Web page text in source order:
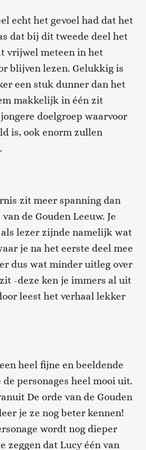
echt het gevoel had dat het
dat bij dit tweede deel het
vrijwel meteen in het
blijven lezen. Gelukkig is
een stuk dunner dan het
makkelijk in één zit
doelgroep waarvoor
is, ook enorm zullen
zit meer spanning dan
de Gouden Leeuw. Je
lezer zijnde namelijk wat
je na het eerste deel mee
dus wat minder uitleg over
-deze ken je immers al uit
leest het verhaal lekker
heel fijne en beeldende
personages heel mooi uit.
De orde van de Gouden
je ze nog beter kennen!
wordt nog dieper
dat Lucy één van